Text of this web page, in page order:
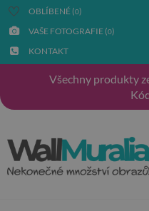
OBLÍBENÉ (0)
VAŠE FOTOGRAFIE (0)
KONTAKT
Všechny produkty